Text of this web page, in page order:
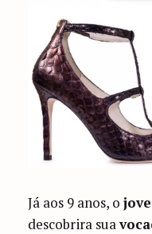
Já aos 9 anos, o
descobrira sua